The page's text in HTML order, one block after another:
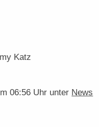
Katz
06:56 Uhr unter News